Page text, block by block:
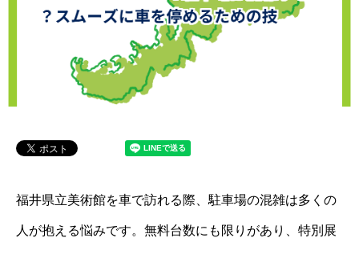
福井県立美術館を車で訪れる際、駐車場の混雑は多くの
人が抱える悩みです。無料台数にも限りがあり、特別展